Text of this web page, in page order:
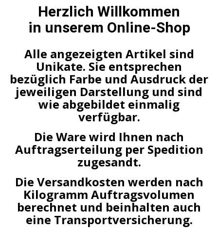
Herzlich Willkommen
in unserem Online-Shop
Alle angezeigten Artikel sind
Unikate. Sie entsprechen
bezüglich Farbe und Ausdruck der
jeweiligen Darstellung und sind
wie abgebildet einmalig
verfügbar.
Die Ware wird Ihnen nach
Auftragserteilung per Spedition
zugesandt.
Die Versandkosten werden nach
Kilogramm Auftragsvolumen
berechnet und beinhalten auch
eine Transportversicherung.